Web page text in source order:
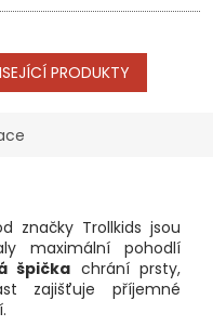
PRODUKTY
značky Trollkids jsou
maximální pohodlí
špička chrání prsty,
zajišťuje příjemné